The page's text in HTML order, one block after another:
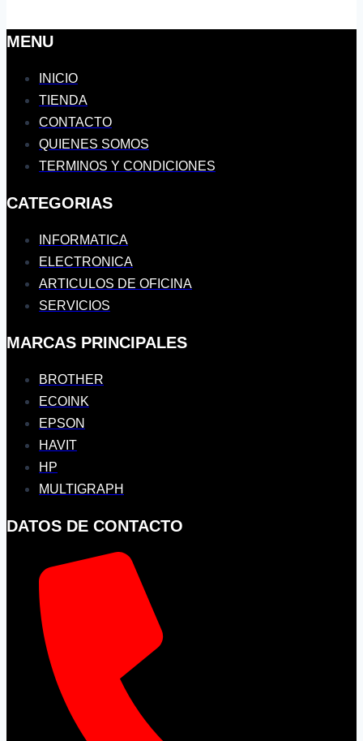
MENU
INICIO
TIENDA
CONTACTO
QUIENES SOMOS
TERMINOS Y CONDICIONES
CATEGORIAS
INFORMATICA
ELECTRONICA
ARTICULOS DE OFICINA
SERVICIOS
MARCAS PRINCIPALES
BROTHER
ECOINK
EPSON
HAVIT
HP
MULTIGRAPH
DATOS DE CONTACTO